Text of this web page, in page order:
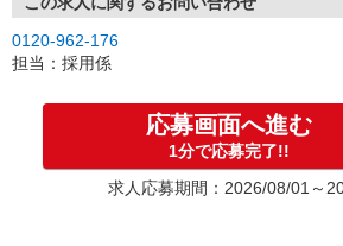
0120-962-176
担当：採用係
応募画面へ進む
1分で応募完了!!
求人応募期間：2026/08/01～